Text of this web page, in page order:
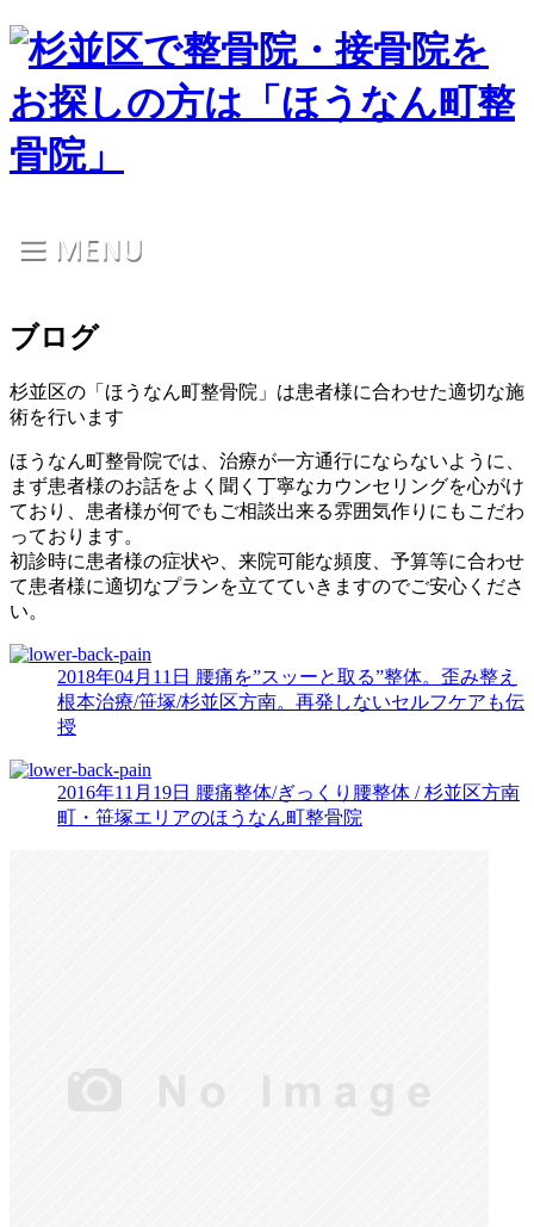
ブログ
杉並区の「ほうなん町整骨院」は患者様に合わせた適切な施
術を行います
ほうなん町整骨院では、治療が一方通行にならないように、
まず患者様のお話をよく聞く丁寧なカウンセリングを心がけ
ており、患者様が何でもご相談出来る雰囲気作りにもこだわ
っております。
初診時に患者様の症状や、来院可能な頻度、予算等に合わせ
て患者様に適切なプランを立てていきますのでご安心くださ
い。
2018年04月11日 腰痛を”スッーと取る”整体。歪み整え
根本治療/笹塚/杉並区方南。再発しないセルフケアも伝
授
2016年11月19日 腰痛整体/ぎっくり腰整体 / 杉並区方南
町・笹塚エリアのほうなん町整骨院